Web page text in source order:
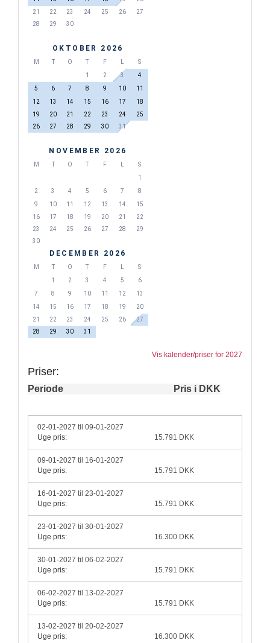
21
22 23 24 25 26
27
28
29 30
OKTOBER 2026
M T O T F
S
1
2 3
4
5
6 7 8 9 10
11
12
13 14 15 16 17
18
19
20 21 22 23 24
25
26
27 28 29 30 31
NOVEMBER 2026
M T O T F
S
1
2
3 4 5 6 7
8
9
10 11 12 13 14
15
16
17 18 19 20 21
22
23
24 25 26 27 28
29
30
DECEMBER 2026
M T O T F
S
1
2 3 4 5
6
7
8 9 10 11 12
13
14
15 16 17 18 19
20
21
22 23 24 25 26
27
28
29 30 31
Vis kalender/priser for 2027
Priser:
Periode Pris i DKK
02-01-2027 til 09-01-2027
Uge pris:
15.791 DKK
09-01-2027 til 16-01-2027
Uge pris:
15.791 DKK
16-01-2027 til 23-01-2027
Uge pris:
15.791 DKK
23-01-2027 til 30-01-2027
Uge pris:
16.300 DKK
30-01-2027 til 06-02-2027
Uge pris:
15.791 DKK
06-02-2027 til 13-02-2027
Uge pris:
15.791 DKK
13-02-2027 til 20-02-2027
Uge pris:
16.300 DKK